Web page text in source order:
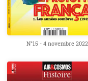
N°15 - 4 novembre 2022